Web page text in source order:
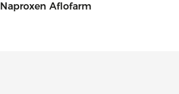
Naproxen Aflofarm